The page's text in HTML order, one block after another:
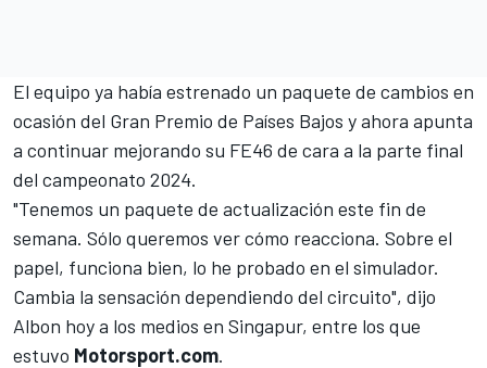
El equipo ya había estrenado un paquete de cambios en
ocasión del Gran Premio de Países Bajos y ahora apunta
a continuar mejorando su FE46 de cara a la parte final
del campeonato 2024.
"Tenemos un paquete de actualización este fin de
semana. Sólo queremos ver cómo reacciona. Sobre el
papel, funciona bien, lo he probado en el simulador.
Cambia la sensación dependiendo del circuito", dijo
Albon hoy a los medios en Singapur, entre los que
estuvo Motorsport.com.